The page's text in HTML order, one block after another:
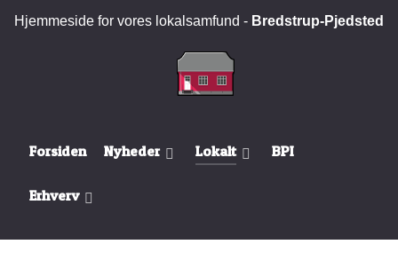
Hjemmeside for vores lokalsamfund - Bredstrup-Pjedsted
Forsiden Nyheder Lokalt BPI
Erhverv